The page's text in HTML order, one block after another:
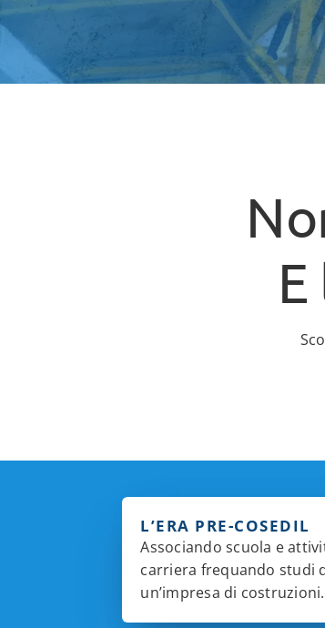
L’ERA PRE-COSEDIL
Associando scuola e
carriera frequando studi
un’impresa di